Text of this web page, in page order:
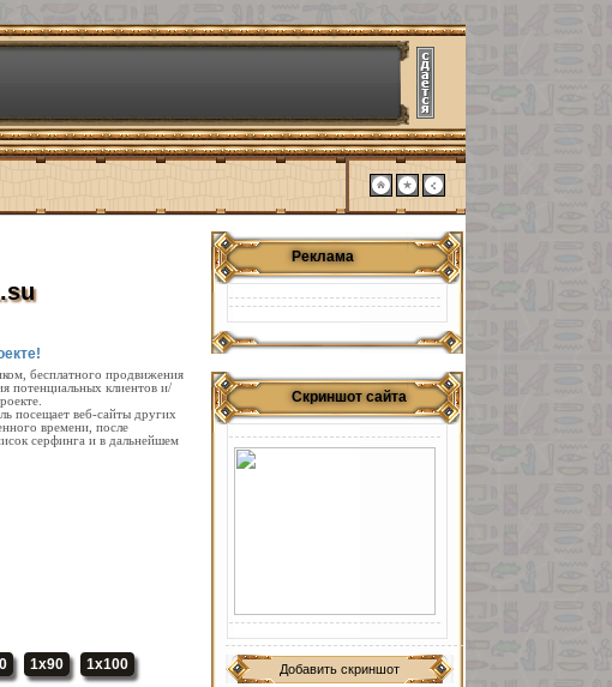
Реклама
Скриншот сайта
Добавить скриншот
бесплатного продвижения
потенциальных клиентов и/
посещает веб-сайты других
времени, после
серфинга и в дальнейшем
1x90 1x100